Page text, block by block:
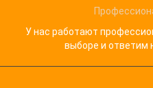
У нас работают
выборе и ответим